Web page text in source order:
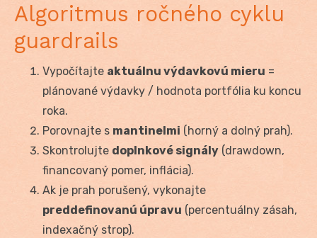
Algoritmus ročného cyklu
guardrails
Vypočítajte aktuálnu výdavkovú mieru =
plánované výdavky / hodnota portfólia ku koncu
roka.
Porovnajte s mantinelmi (horný a dolný prah).
Skontrolujte doplnkové signály (drawdown,
financovaný pomer, inflácia).
Ak je prah porušený, vykonajte
preddefinovanú úpravu (percentuálny zásah,
indexačný strop).